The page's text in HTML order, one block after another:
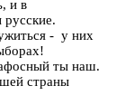
и в
русские.
- у них
ты наш.
страны